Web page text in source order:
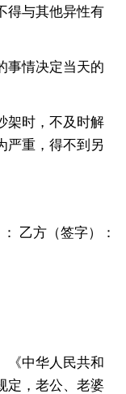
得与其他异性有
事情决定当天的
架时，不及时解
严重，得不到另
乙方（签字）：
《中华人民共和
定，老公、老婆